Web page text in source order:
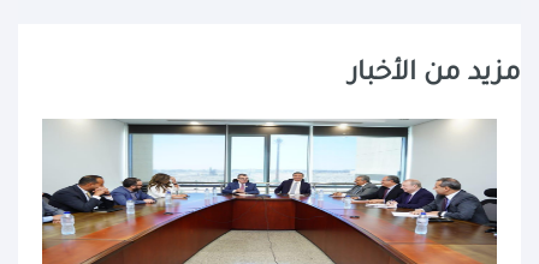
مزيد من الأخبار